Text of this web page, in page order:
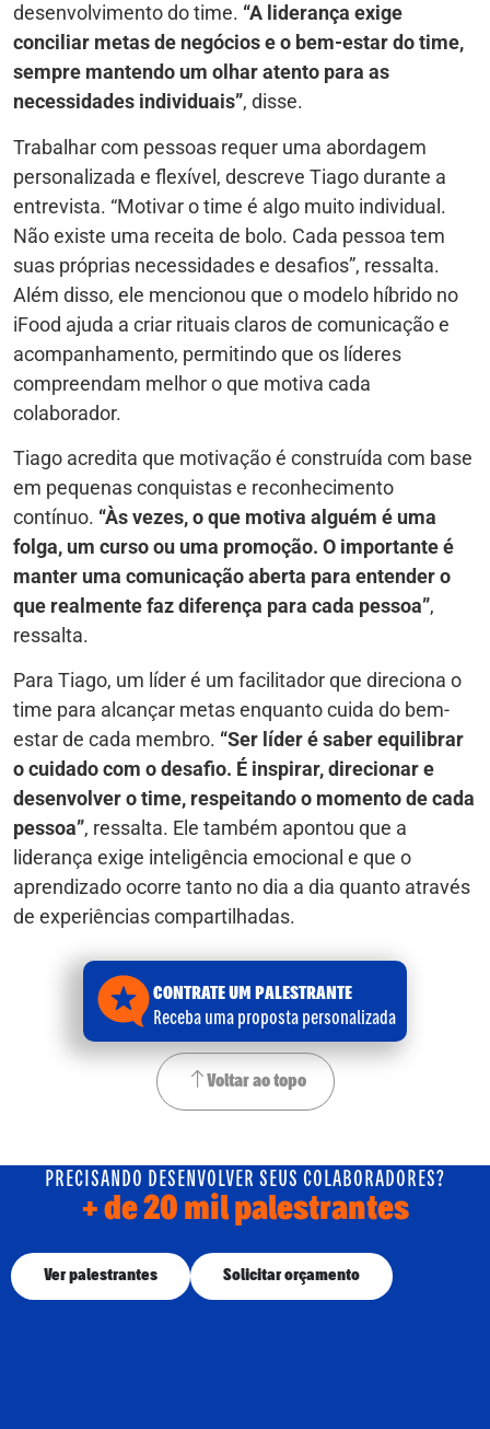
desenvolvimento do time. “A liderança exige
conciliar metas de negócios e o bem-estar do time,
sempre mantendo um olhar atento para as
necessidades individuais”, disse.
Trabalhar com pessoas requer uma abordagem
personalizada e flexível, descreve Tiago durante a
entrevista. “Motivar o time é algo muito individual.
Não existe uma receita de bolo. Cada pessoa tem
suas próprias necessidades e desafios”, ressalta.
Além disso, ele mencionou que o modelo híbrido no
iFood ajuda a criar rituais claros de comunicação e
acompanhamento, permitindo que os líderes
compreendam melhor o que motiva cada
colaborador.
Tiago acredita que motivação é construída com base
em pequenas conquistas e reconhecimento
contínuo. “Às vezes, o que motiva alguém é uma
folga, um curso ou uma promoção. O importante é
manter uma comunicação aberta para entender o
que realmente faz diferença para cada pessoa”,
ressalta.
Para Tiago, um líder é um facilitador que direciona o
time para alcançar metas enquanto cuida do bem-
estar de cada membro. “Ser líder é saber equilibrar
o cuidado com o desafio. É inspirar, direcionar e
desenvolver o time, respeitando o momento de cada
pessoa”, ressalta. Ele também apontou que a
liderança exige inteligência emocional e que o
aprendizado ocorre tanto no dia a dia quanto através
de experiências compartilhadas.
CONTRATE UM PALESTRANTE
Receba uma proposta personalizada
Voltar ao topo
PRECISANDO DESENVOLVER SEUS COLABORADORES?
+ de 20 mil palestrantes
Ver palestrantes Solicitar orçamento